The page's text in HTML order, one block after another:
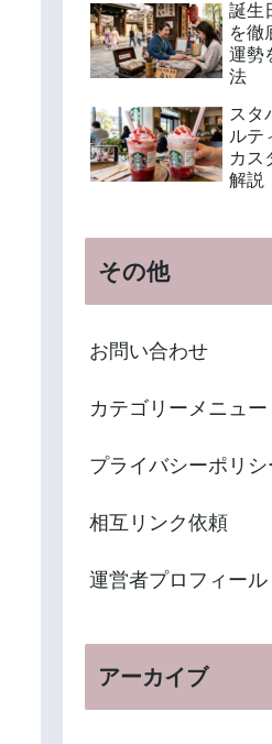
誕生
を徹
運勢
法
スタ
ルテ
カス
解説
その他
お問い合わせ
カテゴリーメニュー
プライバシーポリシ
相互リンク依頼
運営者プロフィール
アーカイブ